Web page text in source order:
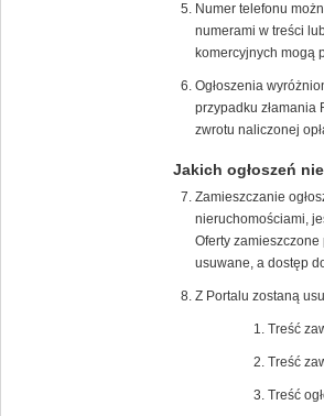
Numer telefonu
numerami w treści
komercyjnych mogą
Ogłoszenia
przypadku złamania
zwrotu naliczonej
Jakich ogłoszeń
Zamieszczanie
nieruchomościami,
Oferty
usuwane, a dostęp
Z Portalu zostaną
Treść
Treść
Treść